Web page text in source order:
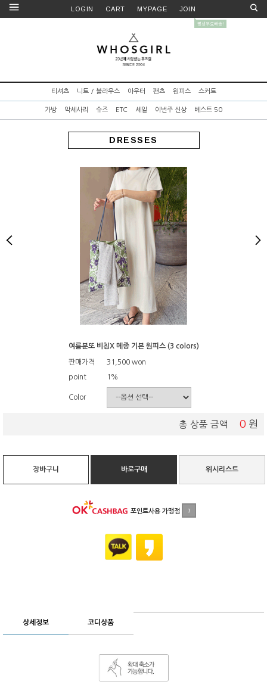
LOGIN CART MYPAGE JOIN
티셔츠 니트 / 블라우스 아우터 팬츠 원피스 스커트
가방 악세사리 슈즈 ETC 세일 이번주 신상 베스트 50
DRESSES
여름분또 비침X 메종 기본 원피스 (3 colors)
판매가격 31,500 won
point 1%
Color
총 상품 금액 0 원
장바구니 바로구매 위시리스트
포인트사용 가맹점 ?
상세정보 코디상품